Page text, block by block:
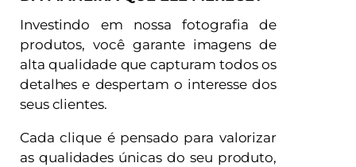
Investindo em nossa fotografia de
produtos, você garante imagens de
alta qualidade que capturam todos os
detalhes e despertam o interesse dos
seus clientes.
Cada clique é pensado para valorizar
as qualidades únicas do seu produto,